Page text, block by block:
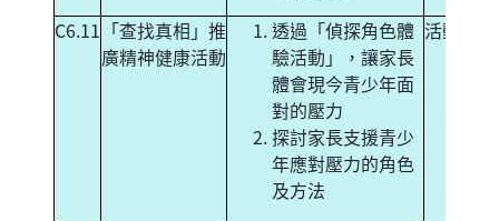
C6.11 「查找真相」推
廣精神健康活動
透過「偵探角色體
驗活動」，讓家長
體會現今青少年面
對的壓力
探討家長支援青少
年應對壓力的角色
及方法
活動